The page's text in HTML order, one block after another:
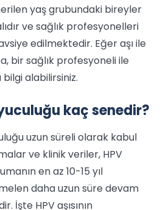
yaş grubundaki bireyler
ve sağlık profesyonelleri
edilmektedir. Eğer aşı ile
bir sağlık profesyoneli ile
alabilirsiniz.
kaç senedir?
uzun süreli olarak kabul
ve klinik veriler, HPV
en az 10-15 yıl
daha uzun süre devam
İşte HPV aşısının